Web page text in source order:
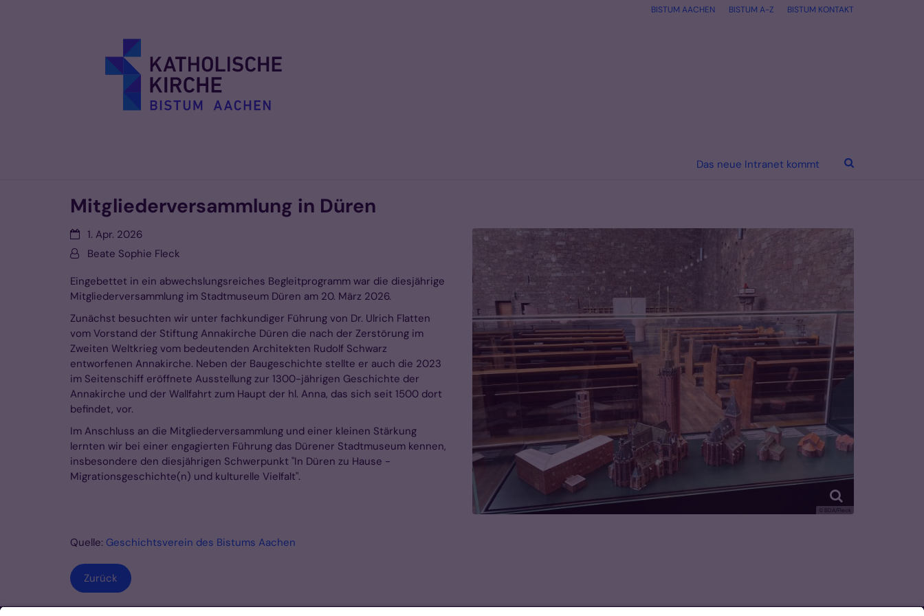
BISTUM AACHEN BISTUM A-Z BISTUM KONTAKT
Das neue Intranet kommt
Mitgliederversammlung in Düren
© BDA/Fleck
Datum:1. Apr. 2026
Von:Beate Sophie Fleck
Eingebettet in ein abwechslungsreiches Begleitprogramm war die diesjährige
Mitgliederversammlung im Stadtmuseum Düren am 20. März 2026.
Zunächst besuchten wir unter fachkundiger Führung von Dr. Ulrich Flatten
vom Vorstand der Stiftung Annakirche Düren die nach der Zerstörung im
Zweiten Weltkrieg vom bedeutenden Architekten Rudolf Schwarz
entworfenen Annakirche. Neben der Baugeschichte stellte er auch die 2023
im Seitenschiff eröffnete Ausstellung zur 1300-jährigen Geschichte der
Annakirche und der Wallfahrt zum Haupt der hl. Anna, das sich seit 1500 dort
befindet, vor.
Im Anschluss an die Mitgliederversammlung und einer kleinen Stärkung
lernten wir bei einer engagierten Führung das Dürener Stadtmuseum kennen,
insbesondere den diesjährigen Schwerpunkt "In Düren zu Hause -
Migrationsgeschichte(n) und kulturelle Vielfalt".
Quelle: Geschichtsverein des Bistums Aachen
Zurück